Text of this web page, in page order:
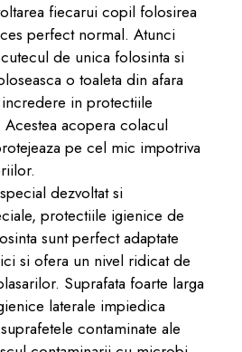
fiecarui copil folosirea
perfect normal. Atunci
de unica folosinta si
o toaleta din afara
in protectiile
acopera colacul
pe cel mic impotriva
dezvoltat si
protectiile igienice de
sunt perfect adaptate
si ofera un nivel ridicat de
Suprafata foarte larga
laterale impiedica
contaminate ale